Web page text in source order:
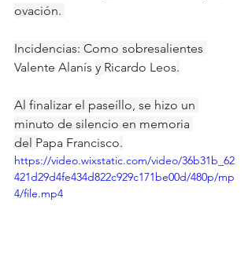
ovación.
Incidencias: Como sobresalientes
Valente Alanís y Ricardo Leos.
Al finalizar el paseíllo, se hizo un
minuto de silencio en memoria
del Papa Francisco.
https://video.wixstatic.com/video/36b31b_62
421d29d4fe434d822c929c171be00d/480p/mp
4/file.mp4